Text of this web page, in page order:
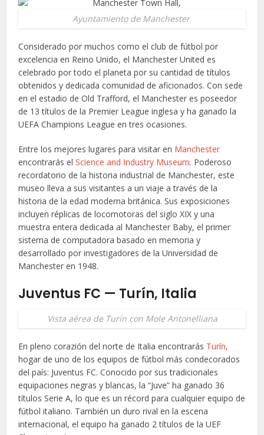
Ayuntamiento de Manchester
Considerado por muchos como el club de fútbol por
excelencia en Reino Unido, el Manchester United es
celebrado por todo el planeta por su cantidad de títulos
obtenidos y dedicada comunidad de aficionados. Con sede
en el estadio de Old Trafford, el Manchester es poseedor
de 13 títulos de la Premier League inglesa y ha ganado la
UEFA Champions League en tres ocasiones.
Entre los mejores lugares para visitar en Manchester
encontrarás elScience and Industry Museum. Poderoso
recordatorio de la historia industrial de Manchester, este
museo lleva a sus visitantes a un viaje a través de la
historia de la edad moderna británica. Sus exposiciones
incluyen réplicas de locomotoras del siglo XIX y una
muestra entera dedicada al Manchester Baby, el primer
sistema de computadora basado en memoria y
desarrollado por investigadores de la Universidad de
Manchester en 1948.
Juventus FC — Turín, Italia
Vista aérea de Turín con Mole Antonelliana
En pleno corazión del norte de Italia encontrarás Turín,
hogar de uno de los equipos de fútbol más condecorados
del país: Juventus FC. Conocido por sus tradicionales
equipaciones negras y blancas, la “Juve” ha ganado 36
títulos Serie A, lo que es un récord para cualquier equipo de
fútbol italiano. También un duro rival en la escena
internacional, el equipo ha ganado 2 títulos de la UEF